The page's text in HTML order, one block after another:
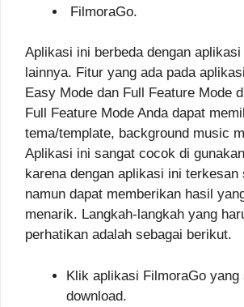
FilmoraGo.
Aplikasi ini berbeda dengan
lainnya. Fitur yang ada pada
Easy Mode dan Full Feature Mode
Full Feature Mode Anda dapat
tema/template, background music
Aplikasi ini sangat cocok di
karena dengan aplikasi ini terkesan
namun dapat memberikan hasil
menarik. Langkah-langkah yang
perhatikan adalah sebagai berikut.
Klik aplikasi FilmoraGo yang
download.